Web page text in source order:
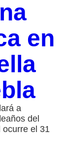
en
a
del
ocurre el 31